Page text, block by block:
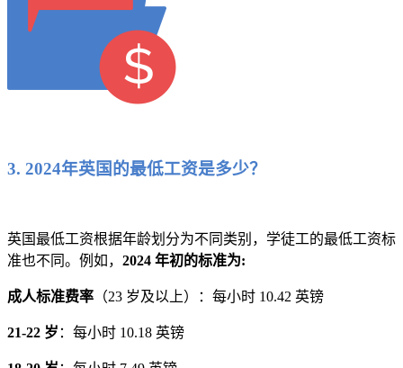
3. 2024年英国的最低工资是多少？
英国最低工资根据年龄划分为不同类别，学徒工的最低工资标
准也不同。例如， 2024 年初的标准为:
成人标准费率 （23 岁及以上）：每小时 10.42 英镑
21-22 岁 ：每小时 10.18 英镑